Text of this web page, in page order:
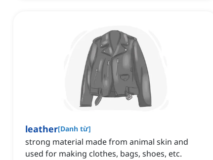
leather[Danh từ]
strong material made from animal skin and
used for making clothes, bags, shoes, etc.